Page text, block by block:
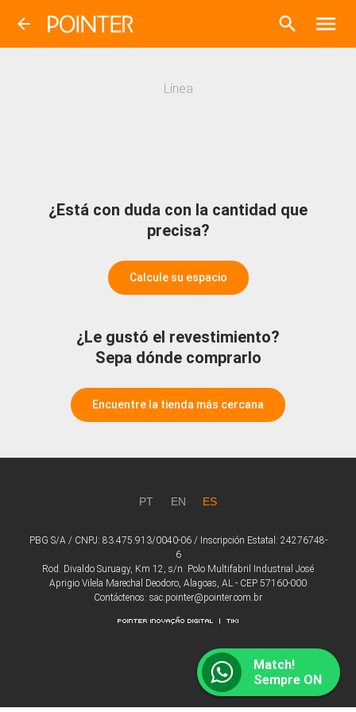
Línea
¿Está con duda con la cantidad que
precisa?
Calcule su espacio
¿Le gustó el revestimiento?
Sepa dónde comprarlo
Encuentre la tienda más cercana
PT EN ES
PBG S/A / CNPJ: 83.475.913/0040-06 / Inscripción Estatal: 24276748-
6
Rod. Divaldo Suruagy, Km 12, s/n. Polo Multifabril Industrial José
Aprigio Vilela Marechal Deodoro, Alagoas, AL - CEP 57160-000
Contáctenos: sac.pointer@pointer.com.br
Match!
Sempre ON